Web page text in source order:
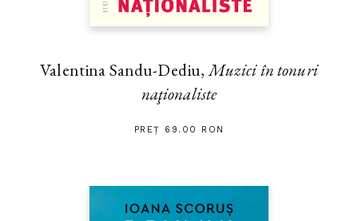
Valentina Sandu-Dediu,Muzici în tonuri
naţionaliste
PREȚ 69.00 RON